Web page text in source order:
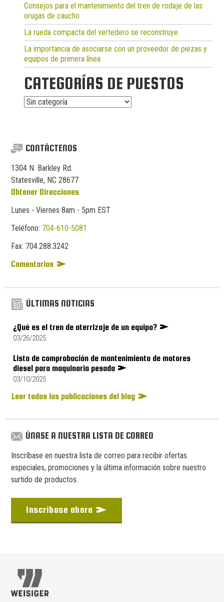
Consejos para el mantenimiento del tren de rodaje de las
orugas de caucho
La rueda compacta del vertedero se reconstruye
La importancia de asociarse con un proveedor de piezas y
equipos de primera línea
CATEGORÍAS DE PUESTOS
Categorías
de
CONTÁCTENOS
1304 N. Barkley Rd.
Statesville, NC 28677
Obtener Direcciones
Lunes - Viernes 8am - 5pm EST
Teléfono: 704-610-5081
Fax: 704.288.3242
Comentarios
ÚLTIMAS NOTICIAS
¿Qué es el tren de aterrizaje de un equipo?
03/26/2025
Lista de comprobación de mantenimiento de motores
diesel para maquinaria pesada
03/10/2025
Leer todas las publicaciones del blog
ÚNASE A NUESTRA LISTA DE CORREO
Inscríbase en nuestra lista de correo para recibir ofertas
especiales, promociones y la última información sobre nuestro
surtido de productos.
Inscríbase ahora